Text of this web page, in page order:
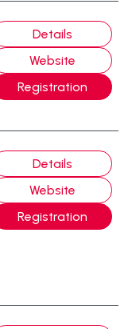
Details
Website
Registration
Details
Website
Registration